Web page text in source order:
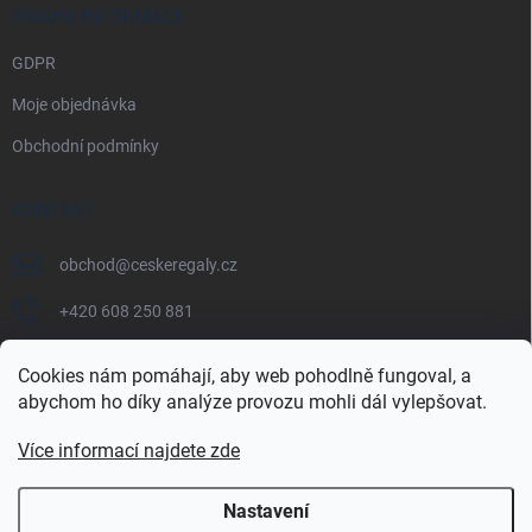
Cookies nám pomáhají, aby web pohodlně fungoval, a
abychom ho díky analýze provozu mohli dál vylepšovat.
Více informací najdete zde
Nastavení
PRÁVNÍ INFORMACE
GDPR
Moje objednávka
Obchodní podmínky
KONTAKT
obchod@ceskeregaly.cz
+420 608 250 881